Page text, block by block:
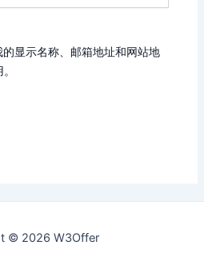
显示名称、邮箱地址和网站地
© 2026 W3Offer